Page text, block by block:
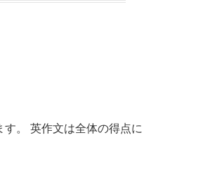
。 英作文は全体の得点に